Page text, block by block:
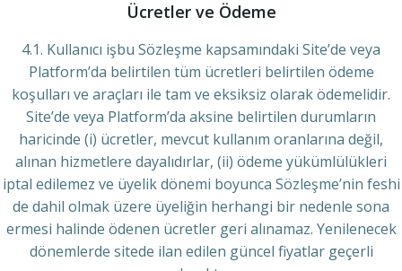
Ücretler ve Ödeme
4.1. Kullanıcı işbu Sözleşme kapsamındaki Site’de veya
Platform’da belirtilen tüm ücretleri belirtilen ödeme
koşulları ve araçları ile tam ve eksiksiz olarak ödemelidir.
Site’de veya Platform’da aksine belirtilen durumların
haricinde (i) ücretler, mevcut kullanım oranlarına değil,
alınan hizmetlere dayalıdırlar, (ii) ödeme yükümlülükleri
iptal edilemez ve üyelik dönemi boyunca Sözleşme’nin feshi
de dahil olmak üzere üyeliğin herhangi bir nedenle sona
ermesi halinde ödenen ücretler geri alınamaz. Yenilenecek
dönemlerde sitede ilan edilen güncel fiyatlar geçerli